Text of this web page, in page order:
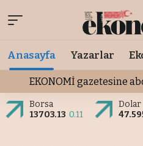
Anasayfa Yazarlar
EKONOMİ gazetesine
Borsa
13703.13 0.11
Dolar